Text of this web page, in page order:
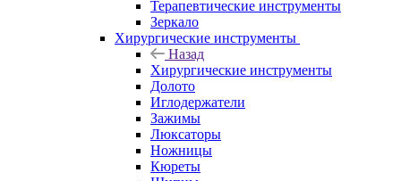
Терапевтические инструменты
Зеркало
Хирургические инструменты
Назад
Хирургические инструменты
Долото
Иглодержатели
Зажимы
Люксаторы
Ножницы
Кюреты